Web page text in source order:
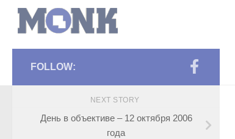
FOLLOW:
NEXT STORY
День в объективе – 12 октября 2006
года